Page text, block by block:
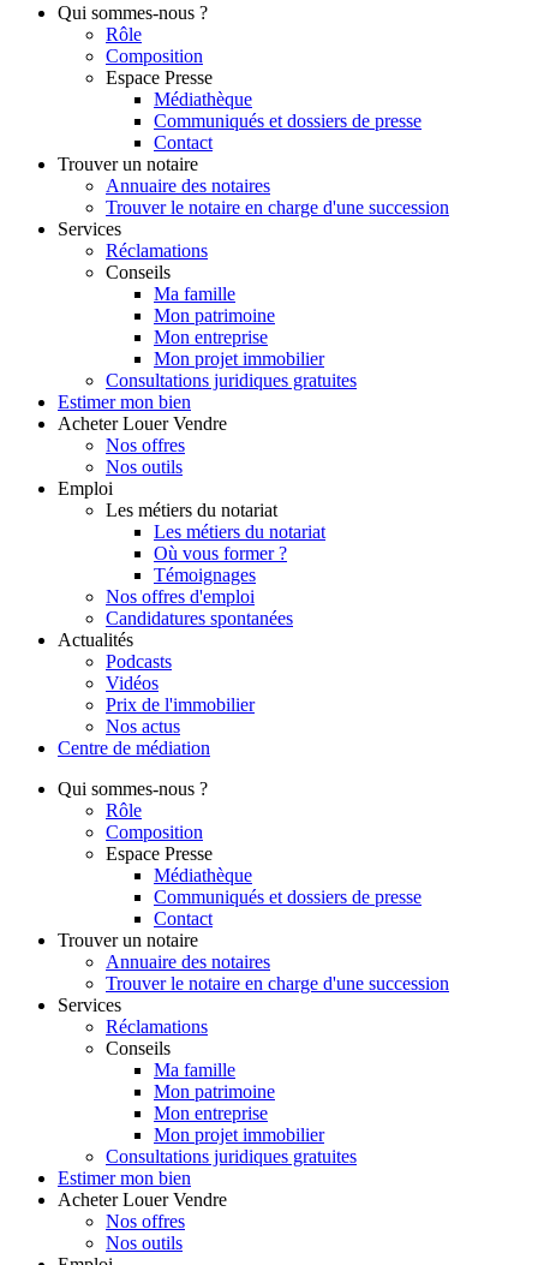
Qui sommes-nous ?
Rôle
Composition
Espace Presse
Médiathèque
Communiqués et dossiers de presse
Contact
Trouver un notaire
Annuaire des notaires
Trouver le notaire en charge d'une succession
Services
Réclamations
Conseils
Ma famille
Mon patrimoine
Mon entreprise
Mon projet immobilier
Consultations juridiques gratuites
Estimer mon bien
Acheter Louer Vendre
Nos offres
Nos outils
Emploi
Les métiers du notariat
Les métiers du notariat
Où vous former ?
Témoignages
Nos offres d'emploi
Candidatures spontanées
Actualités
Podcasts
Vidéos
Prix de l'immobilier
Nos actus
Centre de médiation
Qui sommes-nous ?
Rôle
Composition
Espace Presse
Médiathèque
Communiqués et dossiers de presse
Contact
Trouver un notaire
Annuaire des notaires
Trouver le notaire en charge d'une succession
Services
Réclamations
Conseils
Ma famille
Mon patrimoine
Mon entreprise
Mon projet immobilier
Consultations juridiques gratuites
Estimer mon bien
Acheter Louer Vendre
Nos offres
Nos outils